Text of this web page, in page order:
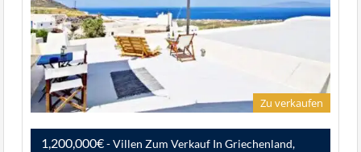
Zu verkaufen
1,200,000€- Villen Zum Verkauf In Griechenland,